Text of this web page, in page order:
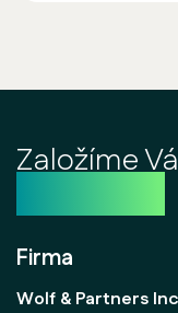
Založíme
Firma
Wolf & Partners